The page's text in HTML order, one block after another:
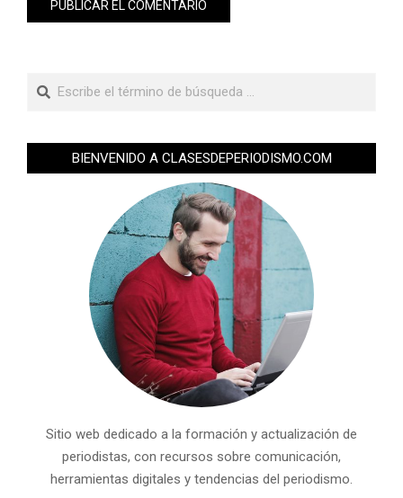
BIENVENIDO A CLASESDEPERIODISMO.COM
Sitio web dedicado a la formación y actualización de
periodistas, con recursos sobre comunicación,
herramientas digitales y tendencias del periodismo.